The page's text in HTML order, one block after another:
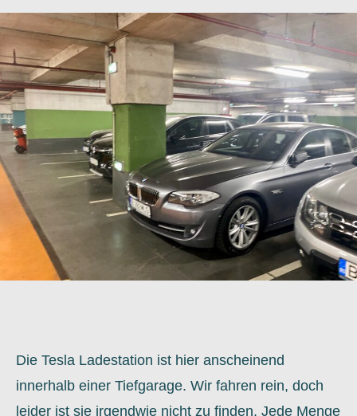
Die Tesla Ladestation ist hier anscheinend
innerhalb einer Tiefgarage. Wir fahren rein, doch
leider ist sie irgendwie nicht zu finden. Jede Menge